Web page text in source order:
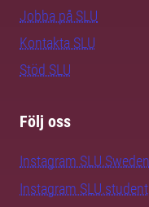
Jobba på SLU
Kontakta SLU
Stöd SLU
Följ oss
Instagram SLU.Sweden
Instagram SLU.student